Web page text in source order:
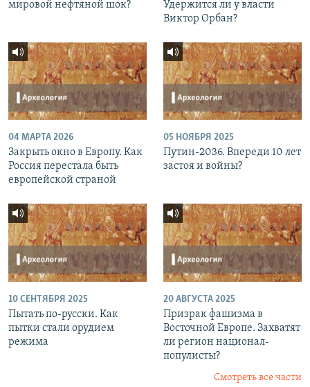
мировой нефтяной шок?
Удержится ли у власти
Виктор Орбан?
04 МАРТА 2026
Закрыть окно в Европу. Как
Россия перестала быть
европейской страной
05 НОЯБРЯ 2025
Путин-2036. Впереди 10 лет
застоя и войны?
10 СЕНТЯБРЯ 2025
Пытать по-русски. Как
пытки стали орудием
режима
20 АВГУСТА 2025
Призрак фашизма в
Восточной Европе. Захватят
ли регион национал-
популисты?
Смотреть все части